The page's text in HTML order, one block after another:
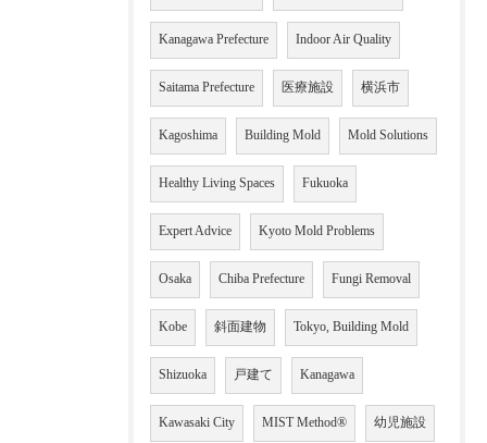
Kanagawa Prefecture Indoor Air Quality
Saitama Prefecture 医療施設 横浜市
Kagoshima Building Mold Mold Solutions
Healthy Living Spaces Fukuoka
Expert Advice Kyoto Mold Problems
Osaka Chiba Prefecture Fungi Removal
Kobe 斜面建物 Tokyo, Building Mold
Shizuoka 戸建て Kanagawa
Kawasaki City MIST Method® 幼児施設